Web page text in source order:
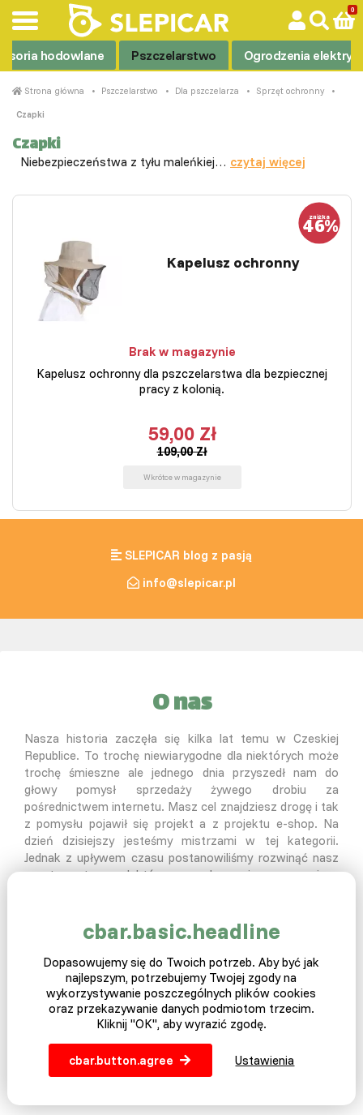
hodowlane Pszczelarstwo Ogrodzenia
Strona główna Pszczelarstwo Dla pszczelarza Sprzęt ochronny
Czapki
Czapki
Niebezpieczeństwa z tyłu maleńkiej… czytaj więcej
Kapelusz ochronny
Brak w magazynie
Kapelusz ochronny dla pszczelarstwa dla bezpiecznej
pracy z kolonią.
59,00 Zł
109,00 Zł
Wkrótce w magazynie
SLEPICAR blog z pasją
info@slepicar.pl
O nas
Nasza historia zaczęła się kilka lat temu w Czeskiej
Republice. To trochę niewiarygodne dla niektórych może
trochę śmieszne ale jednego dnia przyszedł nam do
głowy pomysł sprzedaży żywego drobiu za
pośrednictwem internetu. Masz cel znajdziesz drogę i tak
z pomysłu pojawił się projekt a z projektu e-shop. Na
dzień dzisiejszy jesteśmy mistrzami w tej kategorii.
Jednak z upływem czasu postanowiliśmy rozwinąć nasz
asortyment produktów o akcesoria pomagające
ogrodnictwo, rolnictwo, pszczelarstwo i wiele innych. Na
dzień dzisiejszy możemy powiedzieć sami o sobie, że
jesteśmy firmą z solidnym kapitałem, tradycją i bardzo
szerokim asortymentem dla każdego małego czy
wielkiego agrotechnika. Większość naszego towaru
posiadamy na magazynie, dzięki czemu nie czekasz na
zamówiony produkt. Sprawdź koniecznie naszą ofertę
jeszcze dzisiaj. Serdecznie zapraszamy do zakupów.
O zakupie
cbar.basic.headline
Dopasowujemy się do Twoich potrzeb. Aby być jak
najlepszym, potrzebujemy Twojej zgody na
wykorzystywanie poszczególnych plików cookies
oraz przekazywanie danych podmiotom trzecim.
Kliknij "OK", aby wyrazić zgodę.
cbar.button.agree Ustawienia